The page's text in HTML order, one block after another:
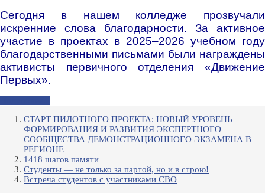
Сегодня в нашем колледже прозвучали
искренние слова благодарности. За активное
участие в проектах в 2025–2026 учебном году
благодарственными письмами были награждены
активисты первичного отделения «Движение
Первых».
СТАРТ ПИЛОТНОГО ПРОЕКТА: НОВЫЙ УРОВЕНЬ
ФОРМИРОВАНИЯ И РАЗВИТИЯ ЭКСПЕРТНОГО
СООБЩЕСТВА ДЕМОНСТРАЦИОННОГО ЭКЗАМЕНА В
РЕГИОНЕ
1418 шагов памяти
Студенты — не только за партой, но и в строю!
Встреча студентов с участниками СВО